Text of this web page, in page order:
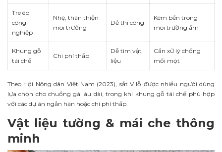
Tre ép
công
nghiệp
Nhẹ, thân thiện
môi trường
Dễ thi công
Kém bền trong
môi trường ẩm
Khung gỗ
tái chế
Chi phí thấp
Dễ tìm vật
liệu
Cần xử lý chống
mối mọt
Theo Hội Nông dân Việt Nam (2023), sắt V lỗ được nhiều người dùng
lựa chọn cho chuồng gà lâu dài, trong khi khung gỗ tái chế phù hợp
với các dự án ngắn hạn hoặc chi phí thấp.
Vật liệu tường & mái che thông
minh